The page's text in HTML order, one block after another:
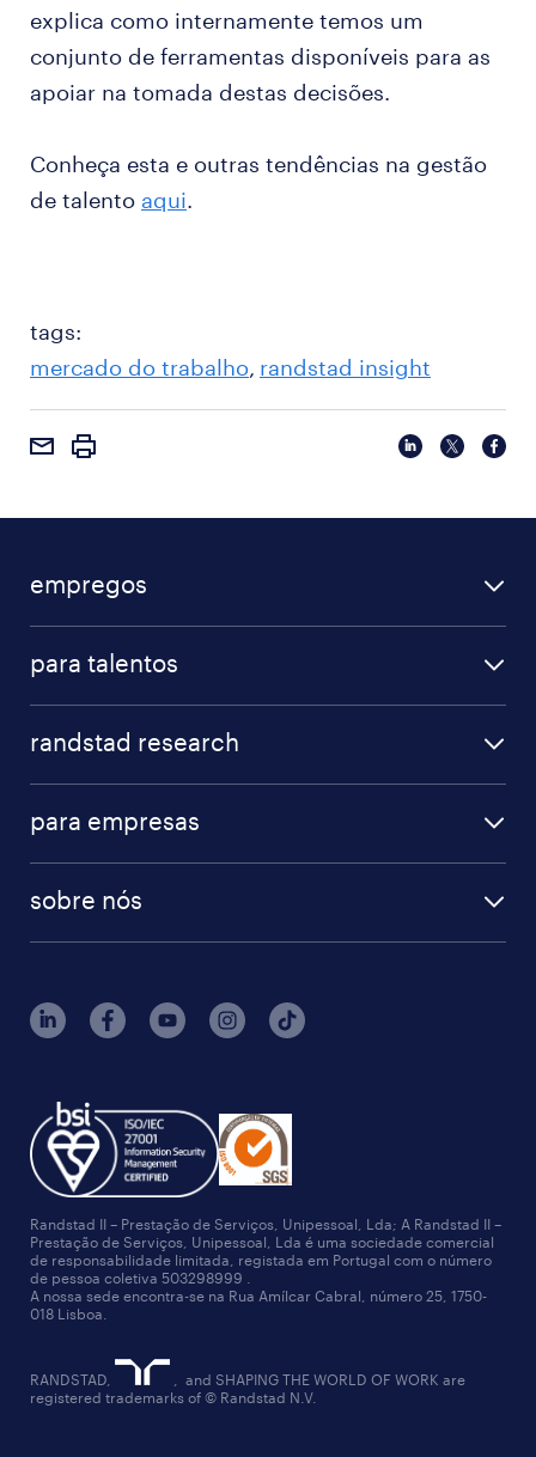
explica como internamente temos um
conjunto de ferramentas disponíveis para as
apoiar na tomada destas decisões.
Conheça esta e outras tendências na gestão
de talento aqui.
tags:
mercado do trabalho randstad insight
empregos
para talentos
randstad research
para empresas
sobre nós
Randstad II – Prestação de Serviços, Unipessoal, Lda; A Randstad II –
Prestação de Serviços, Unipessoal, Lda é uma sociedade comercial
de responsabilidade limitada, registada em Portugal com o número
de pessoa coletiva 503298999 .
A nossa sede encontra-se na Rua Amílcar Cabral, número 25, 1750-
018 Lisboa.
RANDSTAD,
, and SHAPING THE WORLD OF WORK are
registered trademarks of © Randstad N.V.